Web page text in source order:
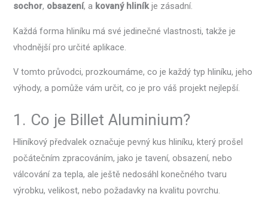
sochor, obsazení, a kovaný hliníkje zásadní.
Každá forma hliníku má své jedinečné vlastnosti, takže je
vhodnější pro určité aplikace.
V tomto průvodci, prozkoumáme, co je každý typ hliníku, jeho
výhody, a pomůže vám určit, co je pro váš projekt nejlepší.
1. Co je Billet Aluminium?
Hliníkový předvalek označuje pevný kus hliníku, který prošel
počátečním zpracováním, jako je tavení, obsazení, nebo
válcování za tepla, ale ještě nedosáhl konečného tvaru
výrobku, velikost, nebo požadavky na kvalitu povrchu.